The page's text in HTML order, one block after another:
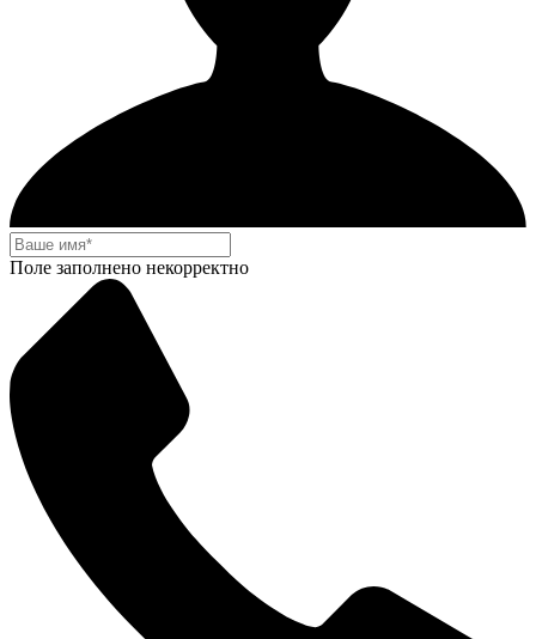
Поле заполнено некорректно